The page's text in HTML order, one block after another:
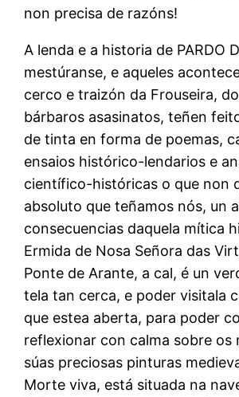
non precisa de razóns!
A lenda e a historia de PARDO
mestúranse, e aqueles
cerco e traizón da Frouseira,
bárbaros asasinatos, teñen
de tinta en forma de poemas,
ensaios histórico-lendarios e
científico-históricas o que non
absoluto que teñamos nós, un
consecuencias daquela mítica
Ermida de Nosa Señora das
Ponte de Arante, a cal, é un
tela tan cerca, e poder visitala
que estea aberta, para poder
reflexionar con calma sobre os
súas preciosas pinturas
Morte viva, está situada na